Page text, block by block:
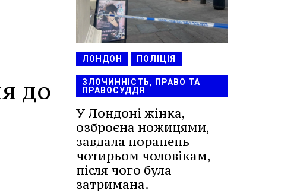
до
ЛОНДОН ПОЛІЦІЯ
ЗЛОЧИННІСТЬ, ПРАВО ТА
ПРАВОСУДДЯ
У Лондоні жінка,
озброєна ножицями,
завдала поранень
чотирьом чоловікам,
після чого була
затримана.